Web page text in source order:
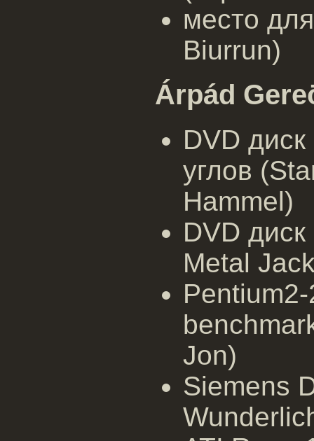
место
Biurrun)
Árpád
DVD
углов
Hammel)
DVD
Metal
Jon)
Siemens